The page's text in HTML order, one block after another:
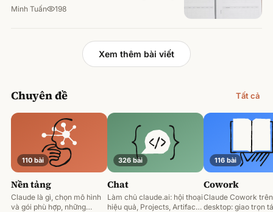
Minh Tuấn 198
Xem thêm bài viết
Chuyên đề Tất cả
110 bài
Nền tảng
Claude là gì, chọn mô hình
và gói phù hợp, những
326 bài
Chat
Làm chủ claude.ai: hội thoại
hiệu quả, Projects, Artifacts
116 bài
Cowork
Claude Cowork trên
desktop: giao trọn